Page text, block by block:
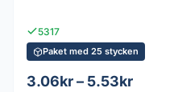
5317
Paket med 25 stycken
3.06kr – 5.53kr